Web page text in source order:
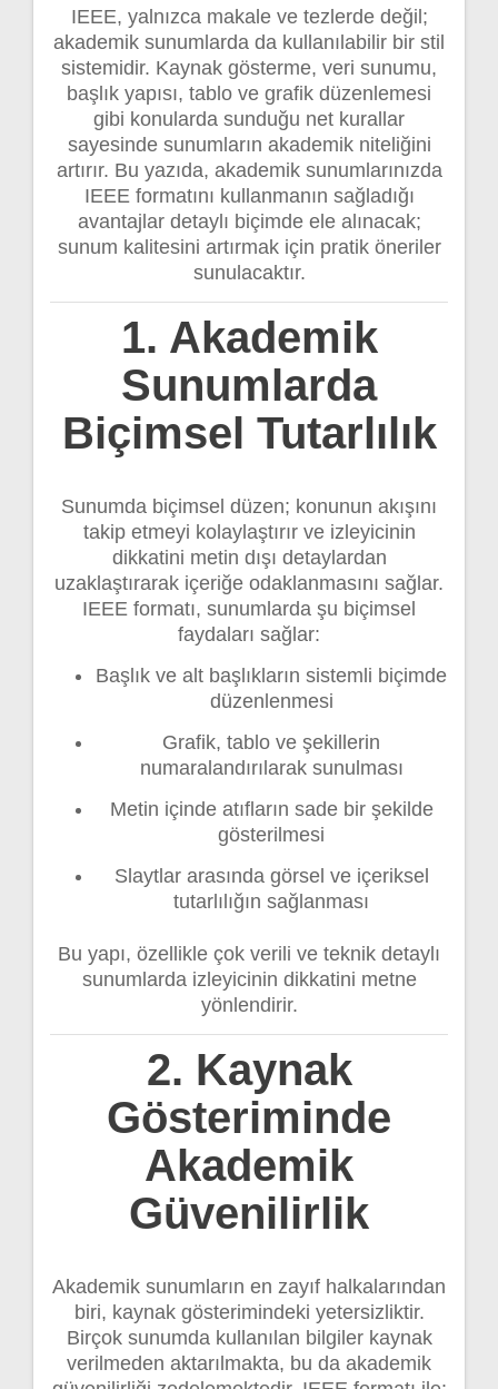
IEEE, yalnızca makale ve tezlerde değil;
akademik sunumlarda da kullanılabilir bir stil
sistemidir. Kaynak gösterme, veri sunumu,
başlık yapısı, tablo ve grafik düzenlemesi
gibi konularda sunduğu net kurallar
sayesinde sunumların akademik niteliğini
artırır. Bu yazıda, akademik sunumlarınızda
IEEE formatını kullanmanın sağladığı
avantajlar detaylı biçimde ele alınacak;
sunum kalitesini artırmak için pratik öneriler
sunulacaktır.
1. Akademik
Sunumlarda
Biçimsel Tutarlılık
Sunumda biçimsel düzen; konunun akışını
takip etmeyi kolaylaştırır ve izleyicinin
dikkatini metin dışı detaylardan
uzaklaştırarak içeriğe odaklanmasını sağlar.
IEEE formatı, sunumlarda şu biçimsel
faydaları sağlar:
Başlık ve alt başlıkların sistemli biçimde
düzenlenmesi
Grafik, tablo ve şekillerin
numaralandırılarak sunulması
Metin içinde atıfların sade bir şekilde
gösterilmesi
Slaytlar arasında görsel ve içeriksel
tutarlılığın sağlanması
Bu yapı, özellikle çok verili ve teknik detaylı
sunumlarda izleyicinin dikkatini metne
yönlendirir.
2. Kaynak
Gösteriminde
Akademik
Güvenilirlik
Akademik sunumların en zayıf halkalarından
biri, kaynak gösterimindeki yetersizliktir.
Birçok sunumda kullanılan bilgiler kaynak
verilmeden aktarılmakta, bu da akademik